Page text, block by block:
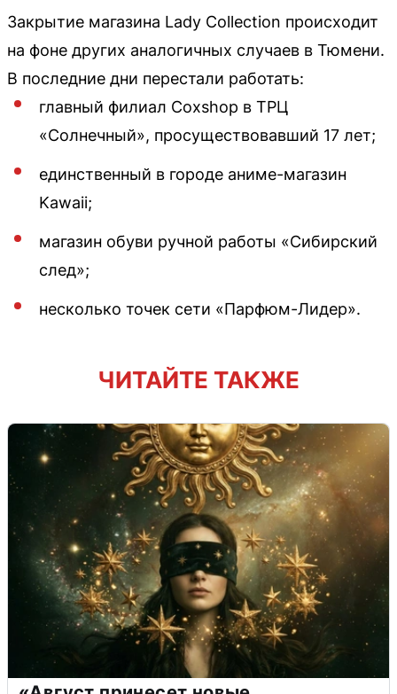
Закрытие магазина Lady Collection происходит
на фоне других аналогичных случаев в Тюмени.
В последние дни перестали работать:
главный филиал Coxshop в ТРЦ
«Солнечный», просуществовавший 17 лет;
единственный в городе аниме-магазин
Kawaii;
магазин обуви ручной работы «Сибирский
след»;
несколько точек сети «Парфюм-Лидер».
ЧИТАЙТЕ ТАКЖЕ